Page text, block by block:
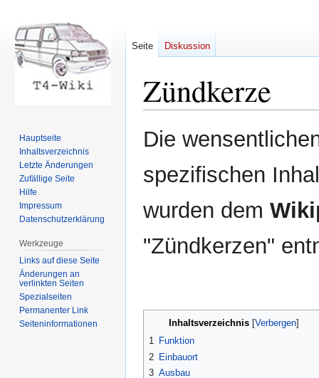
Zündkerze
Zur
Navigation
Zur
Suche
Die
spezifischen
wurden dem
"Zündkerzen"
Inhaltsverzeichnis
1 Funktion
2 Einbauort
3 Ausbau
Seite Diskussion
Hauptseite
Inhaltsverzeichnis
Letzte Änderungen
Zufällige Seite
Hilfe
Impressum
Datenschutzerklärung
Werkzeuge
Links auf diese Seite
Änderungen an
verlinkten Seiten
Spezialseiten
Permanenter Link
Seiten­informationen